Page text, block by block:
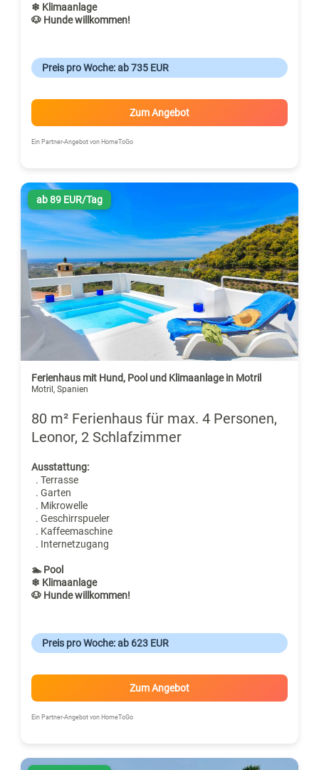
❄ Klimaanlage
🐶 Hunde willkommen!
Preis pro Woche: ab 735 EUR
Zum Angebot
Ein Partner-Angebot von HomeToGo
ab 89 EUR/Tag
Ferienhaus mit Hund, Pool und Klimaanlage in Motril
Motril, Spanien
80 m² Ferienhaus für max. 4 Personen,
Leonor, 2 Schlafzimmer
Ausstattung:
. Terrasse
. Garten
. Mikrowelle
. Geschirrspueler
. Kaffeemaschine
. Internetzugang
🏊 Pool
❄ Klimaanlage
🐶 Hunde willkommen!
Preis pro Woche: ab 623 EUR
Zum Angebot
Ein Partner-Angebot von HomeToGo